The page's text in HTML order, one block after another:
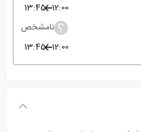
12:00
13:45
نامشخص
12:00
13:45